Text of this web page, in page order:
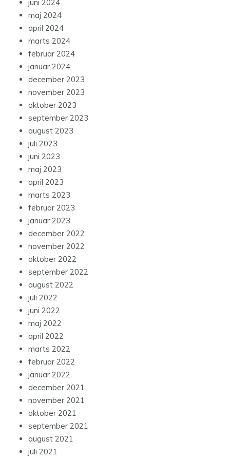
juni 2024
maj 2024
april 2024
marts 2024
februar 2024
januar 2024
december 2023
november 2023
oktober 2023
september 2023
august 2023
juli 2023
juni 2023
maj 2023
april 2023
marts 2023
februar 2023
januar 2023
december 2022
november 2022
oktober 2022
september 2022
august 2022
juli 2022
juni 2022
maj 2022
april 2022
marts 2022
februar 2022
januar 2022
december 2021
november 2021
oktober 2021
september 2021
august 2021
juli 2021